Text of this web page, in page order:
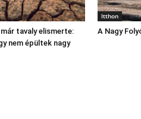
tavaly elismerte:
nem épültek nagy
Itthon
A Nagy